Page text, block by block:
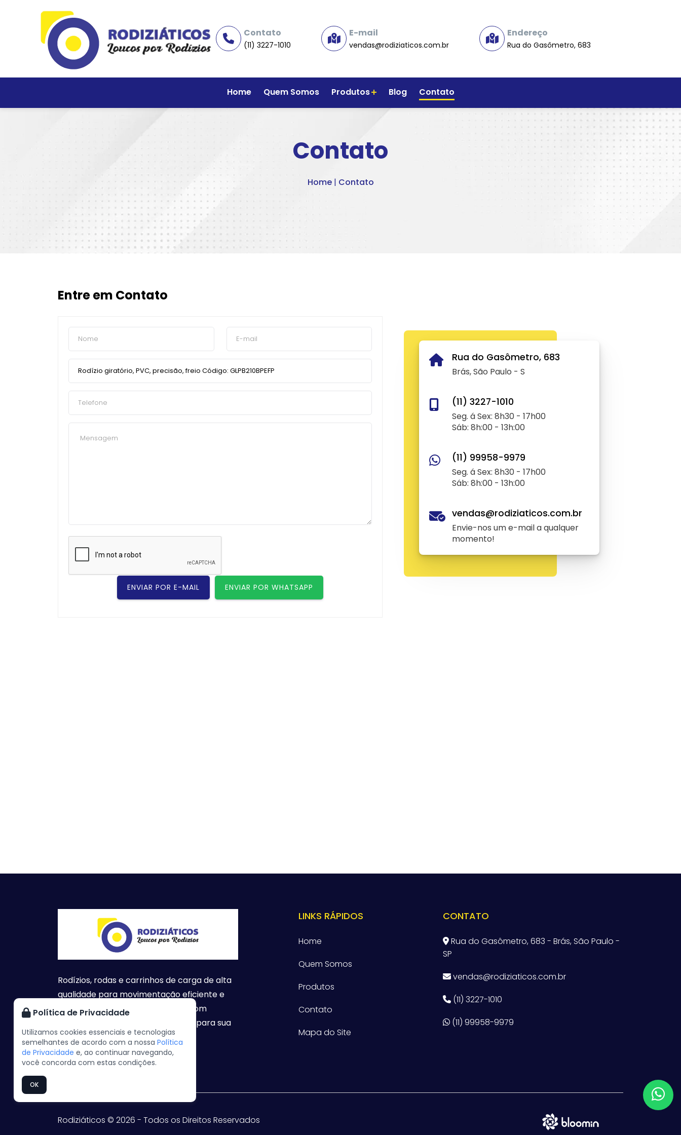
Contato
(11) 3227-1010
E-mail
vendas@rodiziaticos.com.br
Endereço
Rua do Gasômetro, 683
Home Quem Somos Produtos Blog Contato
Contato
Home| Contato
Entre em Contato
ENVIAR POR E-MAIL ENVIAR POR WHATSAPP
Rua do Gasômetro, 683
Brás, São Paulo - S
(11) 3227-1010
Seg. á Sex: 8h30 - 17h00
Sáb: 8h:00 - 13h:00
(11) 99958-9979
Seg. á Sex: 8h30 - 17h00
Sáb: 8h:00 - 13h:00
vendas@rodiziaticos.com.br
Envie-nos um e-mail a qualquer
momento!
Rodízios, rodas e carrinhos de carga de alta
qualidade para movimentação eficiente e
segura. Atendemos todo o Brasil com
soluções inovadoras e sob medida para sua
empresa.
LINKS RÁPIDOS
Home
Quem Somos
Produtos
Contato
Mapa do Site
CONTATO
Rua do Gasômetro, 683 - Brás, São Paulo -
SP
vendas@rodiziaticos.com.br
(11) 3227-1010
(11) 99958-9979
Rodiziáticos © 2026 - Todos os Direitos Reservados
Política de Privacidade
Utilizamos cookies essenciais e tecnologias
semelhantes de acordo com a nossa Política
de Privacidade e, ao continuar navegando,
você concorda com estas condições.
OK